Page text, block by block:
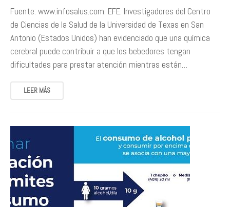
Fuente: www.infosalus.com. EFE. Investigadores del Centro
de Ciencias de la Salud de la Universidad de Texas en San
Antonio (Estados Unidos) han evidenciado que una química
cerebral puede contribuir a que los bebedores tengan
dificultades para prestar atención mientras están…
LEER MÁS